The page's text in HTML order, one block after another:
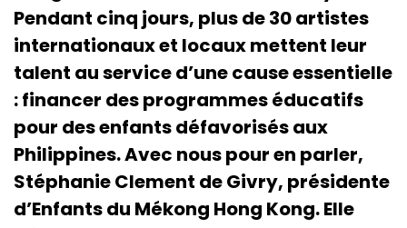
Pendant cinq jours, plus de 30 artistes
internationaux et locaux mettent leur
talent au service d’une cause essentielle
: financer des programmes éducatifs
pour des enfants défavorisés aux
Philippines. Avec nous pour en parler,
Stéphanie Clement de Givry, présidente
d’Enfants du Mékong Hong Kong. Elle